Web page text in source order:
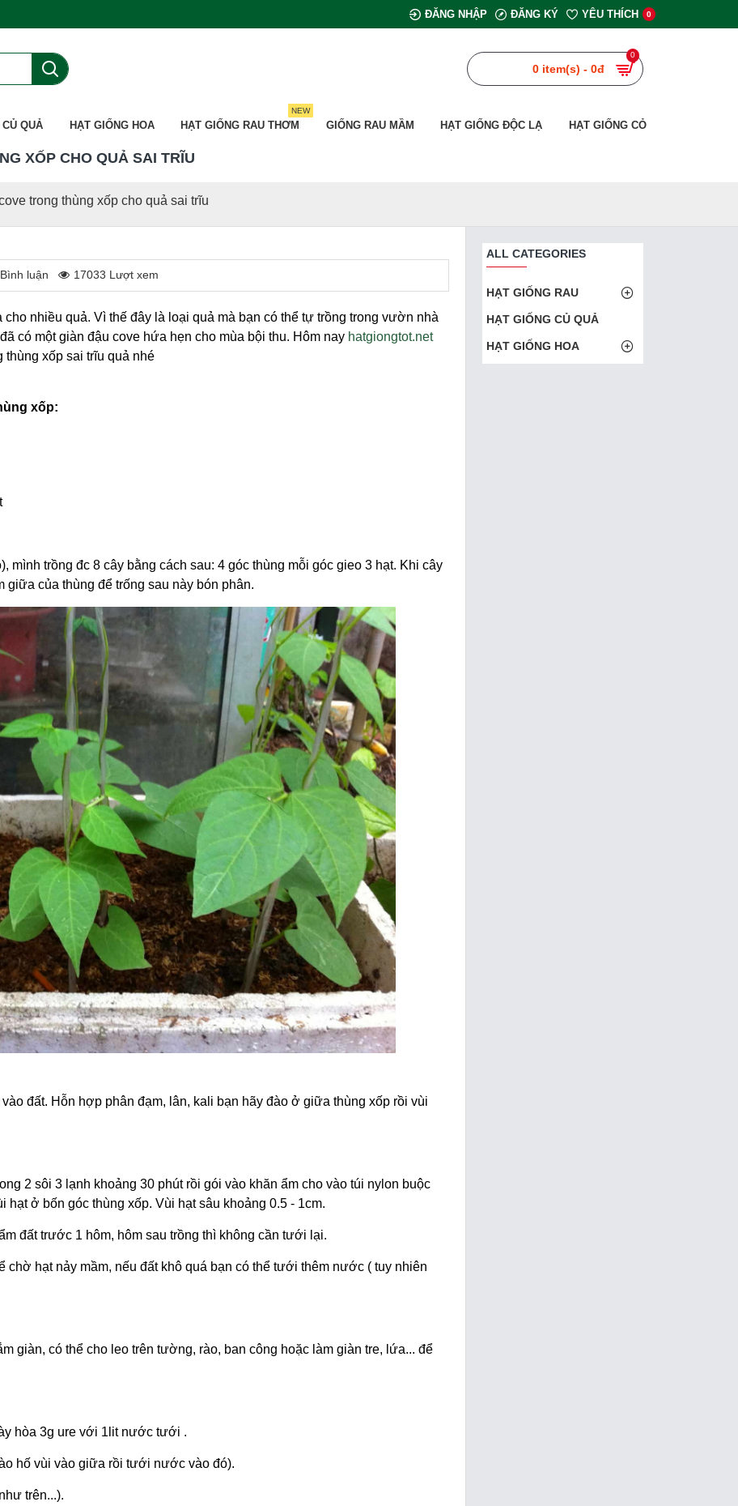
ĐĂNG NHẬP ĐĂNG KÝ YÊU THÍCH 0
0 item(s) - 0đ
0
CỦ QUẢ HẠT GIỐNG HOA HẠT GIỐNG RAU THƠM
NEW
GIỐNG RAU MẦM HẠT GIỐNG ĐỘC LẠ HẠT GIỐNG CỎ
trong thùng xốp cho quả sai trĩu
XỐP CHO QUẢ SAI TRĨU
luận 17033 Lượt xem
nhiều quả. Vì thế đây là loại quả mà bạn có thể tự trồng trong vườn nhà
có một giàn đậu cove hứa hẹn cho mùa bội thu. Hôm nay hatgiongtot.net
xốp sai trĩu quả nhé
xốp:
mình trồng đc 8 cây bằng cách sau: 4 góc thùng mỗi góc gieo 3 hạt. Khi cây
giữa của thùng để trống sau này bón phân.
đất. Hỗn hợp phân đạm, lân, kali bạn hãy đào ở giữa thùng xốp rồi vùi
2 sôi 3 lạnh khoảng 30 phút rồi gói vào khăn ẩm cho vào túi nylon buộc
hạt ở bốn góc thùng xốp. Vùi hạt sâu khoảng 0.5 - 1cm.
đất trước 1 hôm, hôm sau trồng thì không cần tưới lại.
chờ hạt nảy mầm, nếu đất khô quá bạn có thể tưới thêm nước ( tuy nhiên
giàn, có thể cho leo trên tường, rào, ban công hoặc làm giàn tre, lứa... để
hòa 3g ure với 1lit nước tưới .
hố vùi vào giữa rồi tưới nước vào đó).
trên...).
ALL CATEGORIES
HẠT GIỐNG RAU
HẠT GIỐNG CỦ QUẢ
HẠT GIỐNG HOA